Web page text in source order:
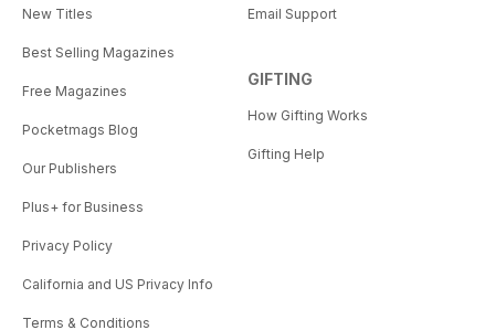
New Titles
Best Selling Magazines
Free Magazines
Pocketmags Blog
Our Publishers
Plus+ for Business
Privacy Policy
California and US Privacy Info
Terms & Conditions
Email Support
GIFTING
How Gifting Works
Gifting Help